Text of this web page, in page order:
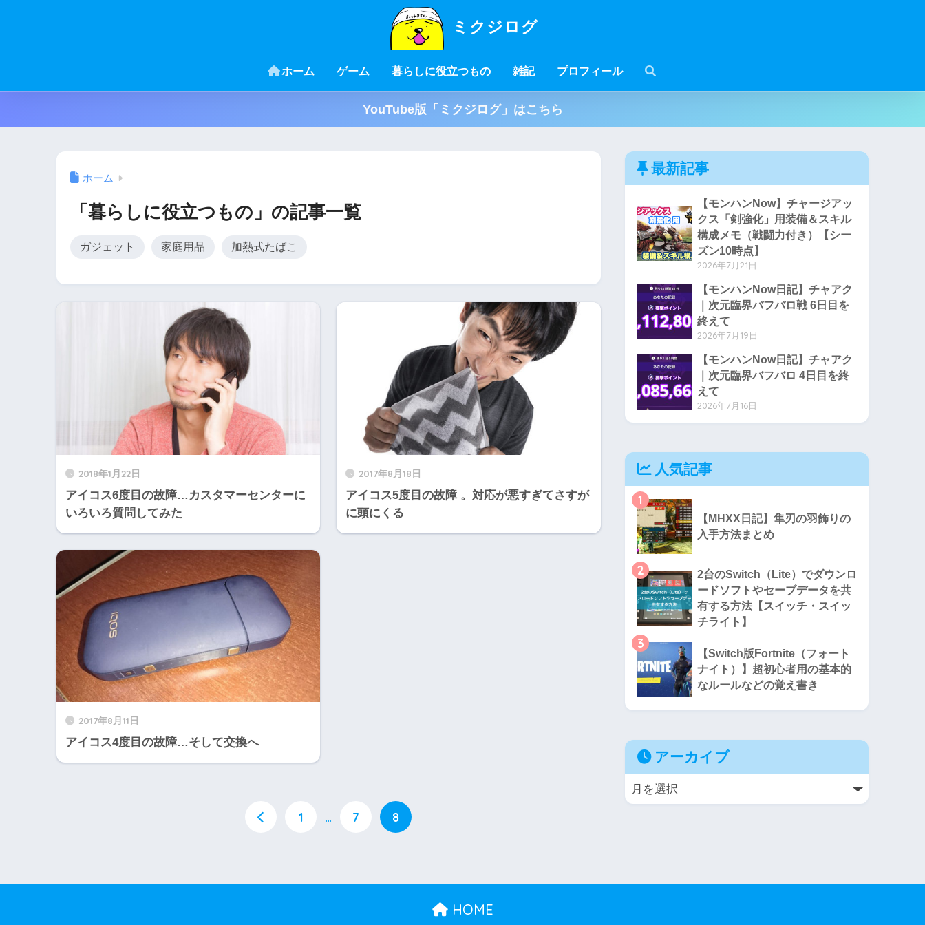
ミクジログ
ホーム ゲーム 暮らしに役立つもの 雑記 プロフィール
YouTube版「ミクジログ」はこちら
ホーム
「暮らしに役立つもの」の記事一覧
ガジェット 家庭用品 加熱式たばこ
2018年1月22日
アイコス6度目の故障…カスタマーセンターに
いろいろ質問してみた
2017年8月18日
アイコス5度目の故障 。対応が悪すぎてさすが
に頭にくる
2017年8月11日
アイコス4度目の故障…そして交換へ
1 … 7 8
最新記事
【モンハンNow】チャージアッ
クス「剣強化」用装備＆スキル
構成メモ（戦闘力付き）【シー
ズン10時点】
2026年7月21日
【モンハンNow日記】チャアク
｜次元臨界バフバロ戦 6日目を
終えて
2026年7月19日
【モンハンNow日記】チャアク
｜次元臨界バフバロ 4日目を終
えて
2026年7月16日
人気記事
1
【MHXX日記】隼刃の羽飾りの
入手方法まとめ
2
2台のSwitch（Lite）でダウンロ
ードソフトやセーブデータを共
有する方法【スイッチ・スイッ
チライト】
3
【Switch版Fortnite（フォート
ナイト）】超初心者用の基本的
なルールなどの覚え書き
アーカイブ
HOME